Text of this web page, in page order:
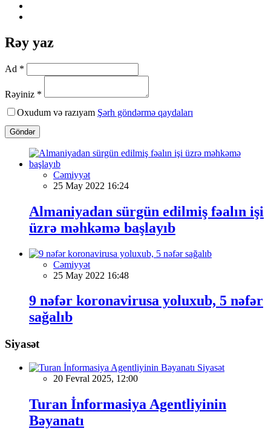
Rəy yaz
Ad *
Rəyiniz *
Oxudum və razıyam Şərh göndərmə qaydaları
Göndər
Cəmiyyət
25 May 2022 16:24
Almaniyadan sürgün edilmiş fəalın işi
üzrə məhkəmə başlayıb
Cəmiyyət
25 May 2022 16:48
9 nəfər koronavirusa yoluxub, 5 nəfər
sağalıb
Siyasət
Siyasət
20 Fevral 2025, 12:00
Turan İnformasiya Agentliyinin
Bəyanatı